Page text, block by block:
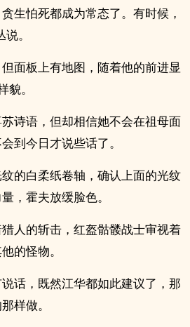
生怕死都成为常态了。有时候，
。
面板上有地图，随着他的前进显
。
诗语，但却相信她不会在祖母面
到今日才说些话了。
的白柔纸卷轴，确认上面的光纹
，霍夫放缓脸色。
人的斩击，红盔骷髅战士审视着
的怪物。
话，既然江华都如此建议了，那
样做。